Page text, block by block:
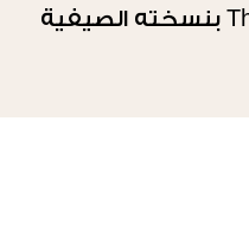
2026 خلال The Showroom بنسخته الصيفية